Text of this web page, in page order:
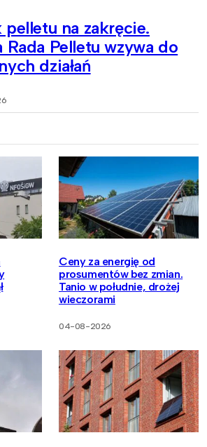
pelletu na zakręcie.
Rada Pelletu wzywa do
działań
Ceny za energię od
prosumentów bez zmian.
Tanio w południe, drożej
wieczorami
04-08-2026